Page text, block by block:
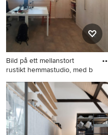
Bild på ett mellanstort
rustikt hemmastudio, med b
Bild på ett mellanstort rustikt
hemmastudio, med bruna
väggar, ett fristående
skrivbord och brunt golv